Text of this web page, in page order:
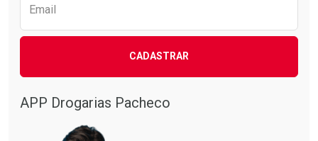
Email
CADASTRAR
APP Drogarias Pacheco